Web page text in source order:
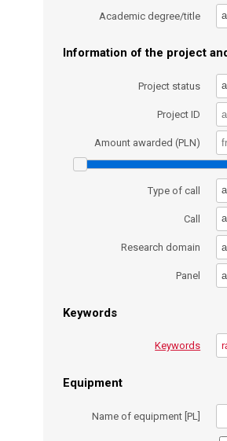
Academic degree/title all
Information of the project
Project status all
Project ID
Amount awarded (PLN)
Type of call all
Call all
Research domain
Panel
Keywords
Keywords
Equipment
Name of equipment [PL]